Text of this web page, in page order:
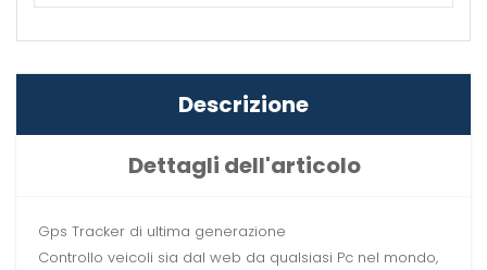
Descrizione
Dettagli dell'articolo
Gps Tracker di ultima generazione
Controllo veicoli sia dal web da qualsiasi Pc nel mondo,